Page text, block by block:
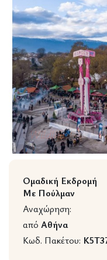
Wildlife
Ομαδική Εκδρομή
Με Πούλμαν
Αναχώρηση:
από Αθήνα
Κωδ. Πακέτου: